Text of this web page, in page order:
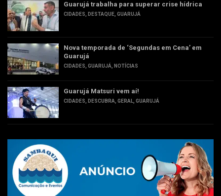
Guarujá trabalha para superar crise hídrica
CIDADES, DESTAQUE, GUARUJÁ
Nova temporada de ‘Segundas em Cena’ em
Guarujá
CIDADES, GUARUJÁ, NOTÍCIAS
Guarujá Matsuri vem aí!
CIDADES, DESCUBRA, GERAL, GUARUJÁ